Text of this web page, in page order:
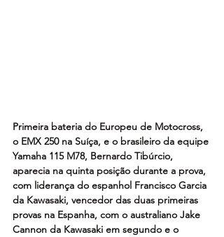
Primeira bateria do Europeu de Motocross,
o EMX 250 na Suíça, e o brasileiro da equipe
Yamaha 115 M78, Bernardo Tibúrcio,
aparecia na quinta posição durante a prova,
com liderança do espanhol Francisco Garcia
da Kawasaki, vencedor das duas primeiras
provas na Espanha, com o australiano Jake
Cannon da Kawasaki em segundo e o